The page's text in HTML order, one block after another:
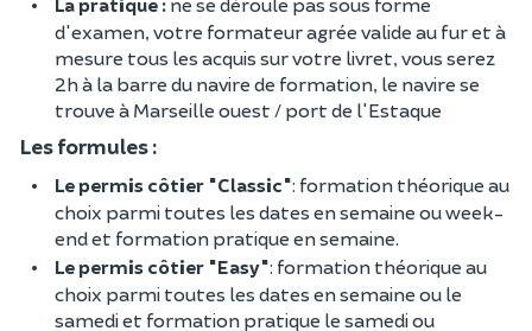
d'examen, votre formateur agrée valide au fur et à
mesure tous les acquis sur votre livret, vous serez
2h à la barre du navire de formation, le navire se
trouve à Marseille ouest / port de l'Estaque
Les formules :
Le permis côtier "Classic": formation théorique au
choix parmi toutes les dates en semaine ou week-
end et formation pratique en semaine.
Le permis côtier "Easy": formation théorique au
choix parmi toutes les dates en semaine ou le
samedi et formation pratique le samedi ou